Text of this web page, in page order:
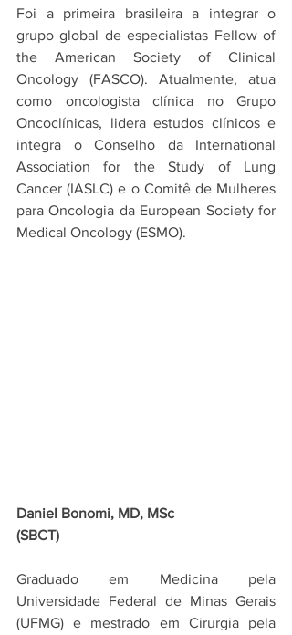
Foi a primeira brasileira a integrar o
grupo global de especialistas Fellow of
the American Society of Clinical
Oncology (FASCO). Atualmente, atua
como oncologista clínica no Grupo
Oncoclínicas, lidera estudos clínicos e
integra o Conselho da International
Association for the Study of Lung
Cancer (IASLC) e o Comitê de Mulheres
para Oncologia da European Society for
Medical Oncology (ESMO).
Daniel Bonomi, MD, MSc
(SBCT)
Graduado em Medicina pela
Universidade Federal de Minas Gerais
(UFMG) e mestrado em Cirurgia pela